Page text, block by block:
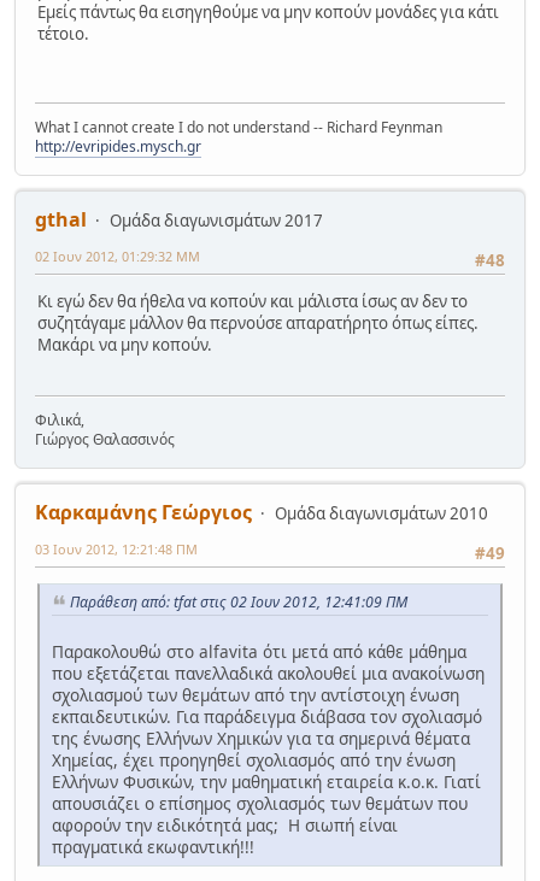
Εμείς πάντως θα εισηγηθούμε να μην κοπούν μονάδες για κάτι
τέτοιο.
What I cannot create I do not understand -- Richard Feynman
http://evripides.mysch.gr
gthal
Ομάδα διαγωνισμάτων 2017
#48
02 Ιουν 2012, 01:29:32 ΜΜ
Κι εγώ δεν θα ήθελα να κοπούν και μάλιστα ίσως αν δεν το
συζητάγαμε μάλλον θα περνούσε απαρατήρητο όπως είπες.
Μακάρι να μην κοπούν.
Φιλικά,
Γιώργος Θαλασσινός
Καρκαμάνης Γεώργιος
Ομάδα διαγωνισμάτων 2010
#49
03 Ιουν 2012, 12:21:48 ΠΜ
Παράθεση από: tfat στις 02 Ιουν 2012, 12:41:09 ΠΜ
Παρακολουθώ στο alfavita ότι μετά από κάθε μάθημα
που εξετάζεται πανελλαδικά ακολουθεί μια ανακοίνωση
σχολιασμού των θεμάτων από την αντίστοιχη ένωση
εκπαιδευτικών. Για παράδειγμα διάβασα τον σχολιασμό
της ένωσης Ελλήνων Χημικών για τα σημερινά θέματα
Χημείας, έχει προηγηθεί σχολιασμός από την ένωση
Ελλήνων Φυσικών, την μαθηματική εταιρεία κ.ο.κ. Γιατί
απουσιάζει ο επίσημος σχολιασμός των θεμάτων που
αφορούν την ειδικότητά μας; Η σιωπή είναι
πραγματικά εκωφαντική!!!